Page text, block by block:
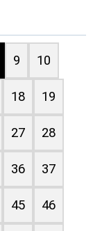
9 10
18 19
27 28
36 37
45 46